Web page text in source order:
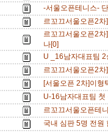
-서울오픈테니스-
르꼬끄서울오픈2
르꼬끄서울오픈2
나[0]
U _16남자대표팀
르꼬끄서울오픈2
[서울오픈 2차]이
U-16남자대표팀
르꼬끄서울오픈테
국내 심판 5명 전